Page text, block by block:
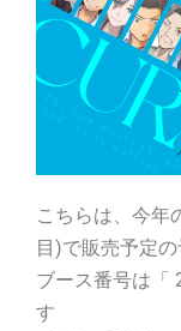
こちらは、今年
目)で販売予定の
ブース番号は「
す